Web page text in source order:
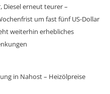
Diesel erneut teurer –
um fast fünf US-Dollar
weiterhin erhebliches
in Nahost – Heizölpreise